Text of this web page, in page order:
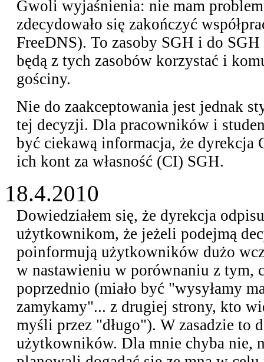
Gwoli wyjaśnienia: nie mam
zdecydowało się zakończyć
FreeDNS). To zasoby SGH i do
będą z tych zasobów korzystać i
gościny.
Nie do zaakceptowania jest jednak
tej decyzji. Dla pracowników i
być ciekawą informacja, że dyrekcja
ich kont za własność (CI) SGH.
18.4.2010
Dowiedziałem się, że dyrekcja
użytkownikom, że jeżeli podejmą
poinformują użytkowników dużo
w nastawieniu w porównaniu z tym,
poprzednio (miało być "wysyłamy
zamykamy"... z drugiej strony, kto
myśli przez "długo"). W zasadzie to
użytkowników. Dla mnie chyba nie,